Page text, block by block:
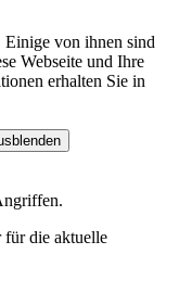
Einige von ihnen sind
Webseite und Ihre
erhalten Sie in
für die aktuelle